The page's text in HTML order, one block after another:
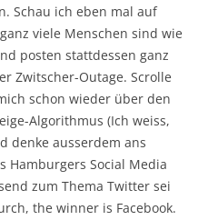
Schau ich eben mal auf
viele Menschen sind wie
posten stattdessen ganz
Zwitscher-Outage. Scrolle
schon wieder über den
Algorithmus (Ich weiss,
denke ausserdem ans
Hamburgers Social Media
zum Thema Twitter sei
the winner is Facebook.